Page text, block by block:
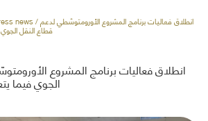
news / انطلاق فعاليات برنامج المشروع الأورومتوسّطي لدعم
قطاع النقل
انطلاق فعاليات برنامج المشروع
الجوي فيما